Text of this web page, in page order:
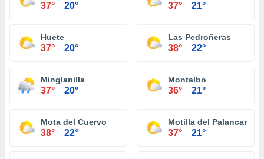
37° 20° 37° 21°
Huete
37° 20°
Las Pedroñeras
38° 22°
Minglanilla
37° 20°
Montalbo
36° 21°
Mota del Cuervo
38° 22°
Motilla del Palancar
37° 21°